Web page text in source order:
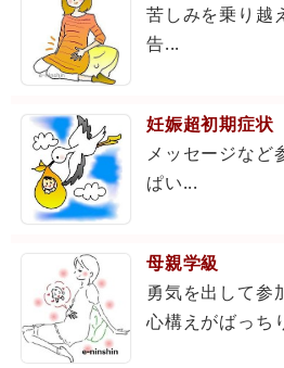
苦しみを乗り越
告...
妊娠超初期症状
メッセージなど
ぱい...
母親学級
勇気を出して参
心構えがばっち